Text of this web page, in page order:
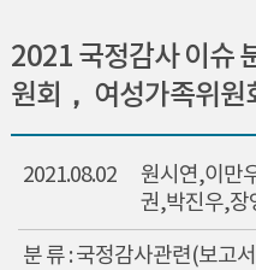
2021 국정감사 이슈
원회， 여성가족위원
2021.08.02
원시연,이만
권,박진우,장
분 류 : 국정감사관련(보고